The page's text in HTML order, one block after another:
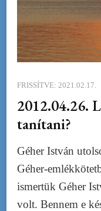
FRISSÍTVE: 2021.02.17.
2012.04.26.
tanítani?
Géher István
Géher-
ismertük Géher
volt. Bennem e